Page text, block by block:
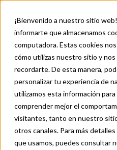
¡Bienvenido a nuestro sitio
informarte que almacenamos
computadora. Estas cookies
cómo utilizas nuestro sitio y
recordarte. De esta manera,
personalizar tu experiencia de
utilizamos esta información para
comprender mejor el
visitantes, tanto en nuestro
otros canales. Para más
que usamos, puedes consultar